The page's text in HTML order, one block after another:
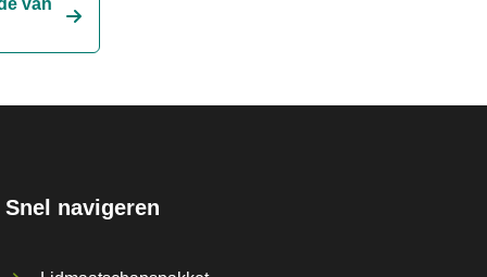
van
Snel navigeren